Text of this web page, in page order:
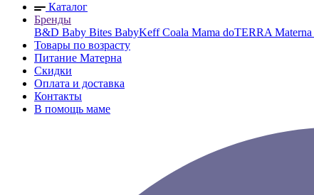
Каталог
Бренды
B&D Baby Bites BabyKeffCoala Mama doTERRA Materna
Товары по возрасту
Питание Матерна
Скидки
Оплата и доставка
Контакты
В помощь маме